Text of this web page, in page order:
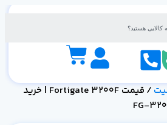
/ قیمت Fortigate 3200F | خرید